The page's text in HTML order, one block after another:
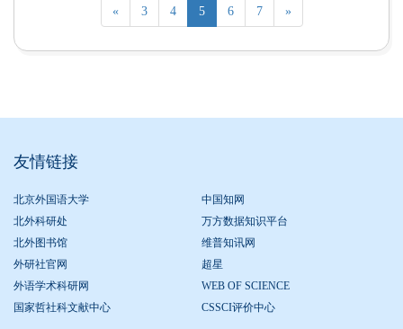
« 3 4 5 6 7 »
友情链接
北京外国语大学
中国知网
北外科研处
万方数据知识平台
北外图书馆
维普知讯网
外研社官网
超星
外语学术科研网
WEB OF SCIENCE
国家哲社科文献中心
CSSCI评价中心